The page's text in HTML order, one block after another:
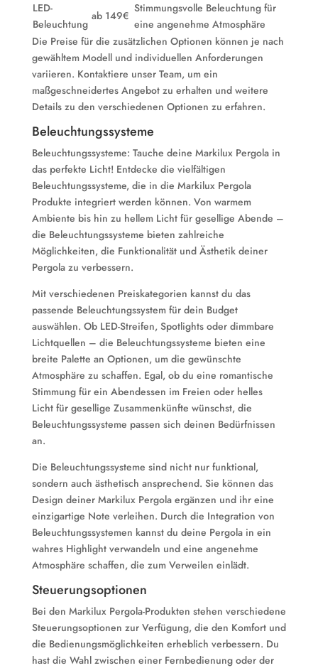
LED-
Beleuchtung
ab 149€
Stimmungsvolle Beleuchtung für
eine angenehme Atmosphäre
Die Preise für die zusätzlichen Optionen können je nach
gewähltem Modell und individuellen Anforderungen
variieren. Kontaktiere unser Team, um ein
maßgeschneidertes Angebot zu erhalten und weitere
Details zu den verschiedenen Optionen zu erfahren.
Beleuchtungssysteme
Beleuchtungssysteme: Tauche deine Markilux Pergola in
das perfekte Licht! Entdecke die vielfältigen
Beleuchtungssysteme, die in die Markilux Pergola
Produkte integriert werden können. Von warmem
Ambiente bis hin zu hellem Licht für gesellige Abende –
die Beleuchtungssysteme bieten zahlreiche
Möglichkeiten, die Funktionalität und Ästhetik deiner
Pergola zu verbessern.
Mit verschiedenen Preiskategorien kannst du das
passende Beleuchtungssystem für dein Budget
auswählen. Ob LED-Streifen, Spotlights oder dimmbare
Lichtquellen – die Beleuchtungssysteme bieten eine
breite Palette an Optionen, um die gewünschte
Atmosphäre zu schaffen. Egal, ob du eine romantische
Stimmung für ein Abendessen im Freien oder helles
Licht für gesellige Zusammenkünfte wünschst, die
Beleuchtungssysteme passen sich deinen Bedürfnissen
an.
Die Beleuchtungssysteme sind nicht nur funktional,
sondern auch ästhetisch ansprechend. Sie können das
Design deiner Markilux Pergola ergänzen und ihr eine
einzigartige Note verleihen. Durch die Integration von
Beleuchtungssystemen kannst du deine Pergola in ein
wahres Highlight verwandeln und eine angenehme
Atmosphäre schaffen, die zum Verweilen einlädt.
Steuerungsoptionen
Bei den Markilux Pergola-Produkten stehen verschiedene
Steuerungsoptionen zur Verfügung, die den Komfort und
die Bedienungsmöglichkeiten erheblich verbessern. Du
hast die Wahl zwischen einer Fernbedienung oder der